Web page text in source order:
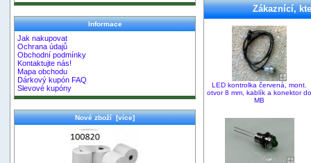
Informace
Jak nakupovat
Ochrana údajů
Obchodní podmínky
Kontaktujte nás!
Mapa obchodu
Dárkový kupón FAQ
Slevové kupóny
Nové zboží [více]
Zákaznící,
LED kontrolka červená, mont.
otvor 8 mm, kablík a konektor
MB